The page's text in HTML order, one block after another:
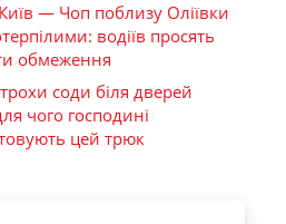
— Чоп поблизу Оліївки
водіїв просять
обмеження
соди біля дверей
чого господині
цей трюк